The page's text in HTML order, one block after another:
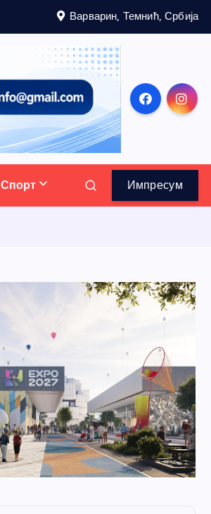
Варварин, Темнић, Србија
Спорт Импресум